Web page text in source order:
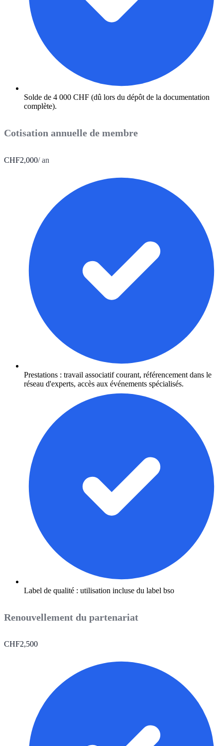
Solde de 4 000 CHF (dû lors du dépôt de la documentation
complète).
Cotisation annuelle de membre
CHF2,000/ an
Prestations : travail associatif courant, référencement dans le
réseau d'experts, accès aux événements spécialisés.
Label de qualité : utilisation incluse du label bso
Renouvellement du partenariat
CHF2,500